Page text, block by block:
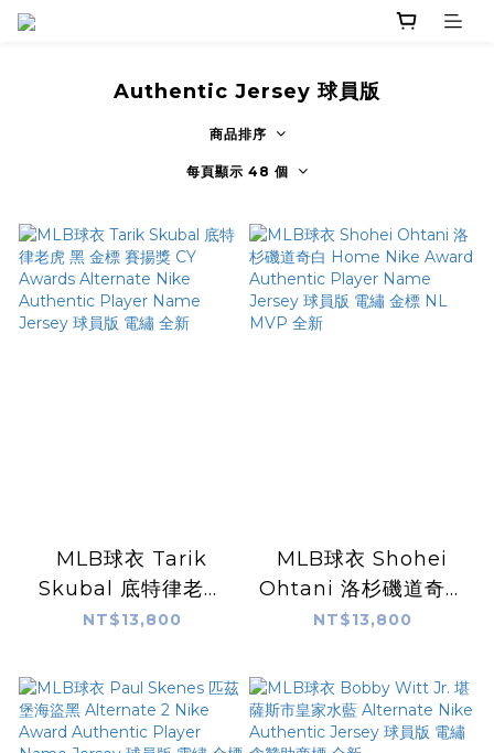
Authentic Jersey 球員版
商品排序
每頁顯示 48 個
MLB球衣 Tarik
Skubal 底特律老虎
黑 金標 賽揚獎 CY
Nike Authentic
Player Name
Jersey 球員版 電繡
NT$13,800
MLB球衣 Shohei
Ohtani 洛杉磯道奇白
Home Nike Award
Name Jersey 球員
版 電繡 金標 NL
MVP 全新
NT$13,800